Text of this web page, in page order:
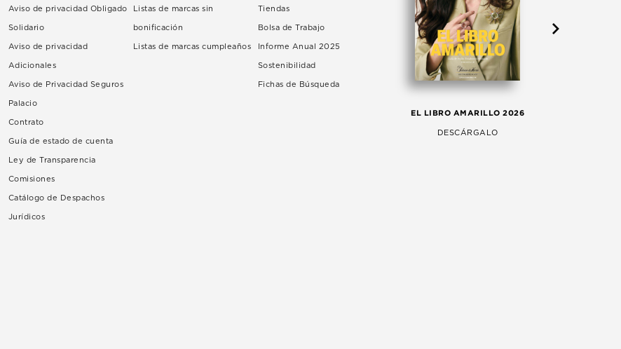
Aviso de privacidad Obligado
Solidario
Aviso de privacidad
Adicionales
Aviso de Privacidad Seguros
Palacio
Contrato
Guía de estado de cuenta
Ley de Transparencia
Comisiones
Catálogo de Despachos
Jurídicos
Listas de marcas sin
bonificación
Listas de marcas cumpleaños
Tiendas
Bolsa de Trabajo
Informe Anual 2025
Sostenibilidad
Fichas de Búsqueda
EL LIBRO AMARILLO 2026
DESCÁRGALO